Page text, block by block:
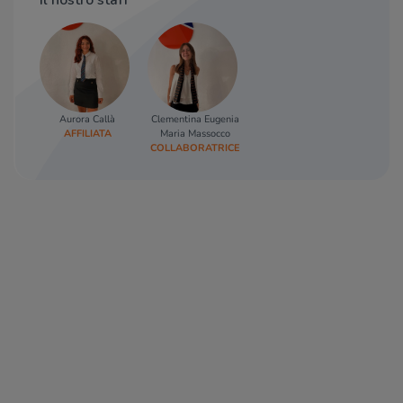
Aurora Callà
AFFILIATA
Clementina Eugenia
Maria Massocco
COLLABORATRICE